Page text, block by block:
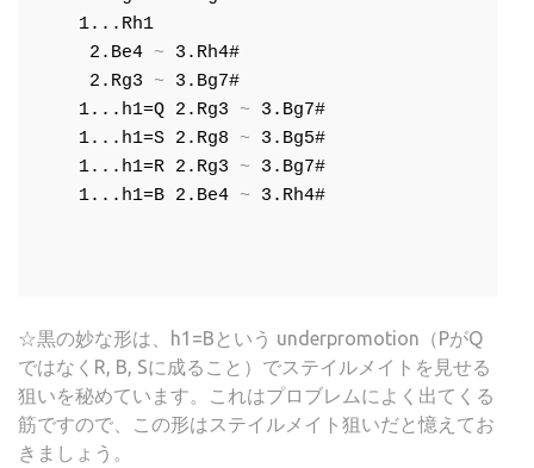
1...Rh1
2.Be4 ~ 3.Rh4#
2.Rg3 ~ 3.Bg7#
1...h1=Q 2.Rg3 ~ 3.Bg7#
1...h1=S 2.Rg8 ~ 3.Bg5#
1...h1=R 2.Rg3 ~ 3.Bg7#
1...h1=B 2.Be4 ~ 3.Rh4#
☆黒の妙な形は、h1=Bという underpromotion（PがQ
ではなくR, B, Sに成ること）でステイルメイトを見せる
狙いを秘めています。これはプロブレムによく出てくる
筋ですので、この形はステイルメイト狙いだと憶えてお
きましょう。